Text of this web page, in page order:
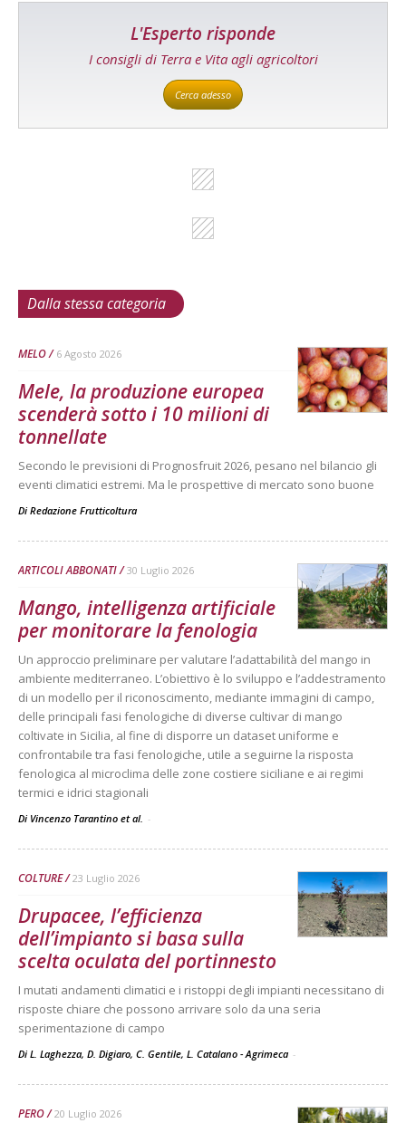
L'Esperto risponde
I consigli di Terra e Vita agli agricoltori
Cerca adesso
Dalla stessa categoria
MELO 6 Agosto 2026
Mele, la produzione europea
scenderà sotto i 10 milioni di
tonnellate
Secondo le previsioni di Prognosfruit 2026, pesano nel bilancio gli
eventi climatici estremi. Ma le prospettive di mercato sono buone
Di Redazione Frutticoltura
ARTICOLI ABBONATI 30 Luglio 2026
Mango, intelligenza artificiale
per monitorare la fenologia
Un approccio preliminare per valutare l’adattabilità del mango in
ambiente mediterraneo. L’obiettivo è lo sviluppo e l’addestramento
di un modello per il riconoscimento, mediante immagini di campo,
delle principali fasi fenologiche di diverse cultivar di mango
coltivate in Sicilia, al fine di disporre un dataset uniforme e
confrontabile tra fasi fenologiche, utile a seguirne la risposta
fenologica al microclima delle zone costiere siciliane e ai regimi
termici e idrici stagionali
Di Vincenzo Tarantino et al. -
COLTURE 23 Luglio 2026
Drupacee, l’efficienza
dell’impianto si basa sulla
scelta oculata del portinnesto
I mutati andamenti climatici e i ristoppi degli impianti necessitano di
risposte chiare che possono arrivare solo da una seria
sperimentazione di campo
Di L. Laghezza, D. Digiaro, C. Gentile, L. Catalano - Agrimeca -
PERO 20 Luglio 2026